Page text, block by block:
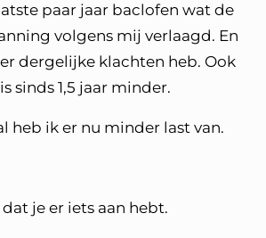
paar jaar baclofen wat de
volgens mij verlaagd. En
dergelijke klachten heb. Ook
sinds 1,5 jaar minder.
heb ik er nu minder last van.
je er iets aan hebt.